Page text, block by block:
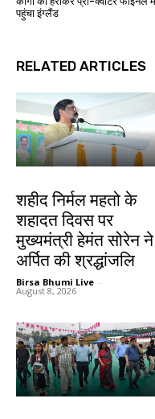
पहुंचा इंग्लैंड
RELATED ARTICLES
शहीद निर्मल महतो के
शहादत दिवस पर
मुख्यमंत्री हेमंत सोरेन ने
अर्पित की श्रद्धांजलि
Birsa Bhumi Live -
August 8, 2026